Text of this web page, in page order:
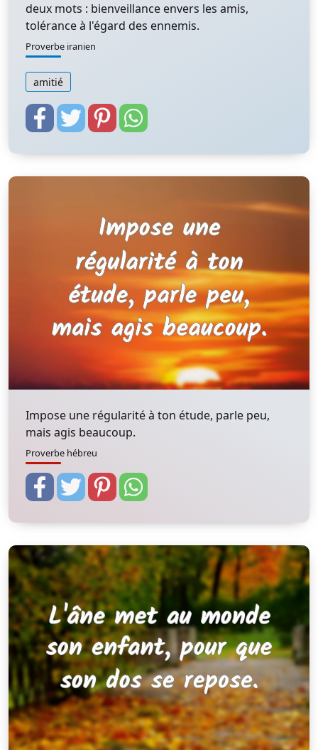
deux mots : bienveillance envers les amis,
tolérance à l'égard des ennemis.
Proverbe iranien
amitié
Impose une régularité à ton étude, parle peu,
mais agis beaucoup.
Proverbe hébreu